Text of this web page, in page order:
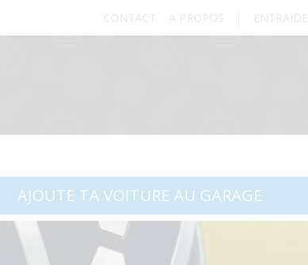
CONTACT A PROPOS ENTRAIDE
AJOUTE TA VOITURE AU GARAGE